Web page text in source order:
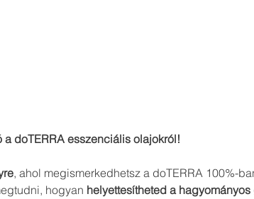
a doTERRA esszenciális olajokról!
, ahol megismerkedhetsz a doTERRA 100%-
hogyan helyettesítheted a